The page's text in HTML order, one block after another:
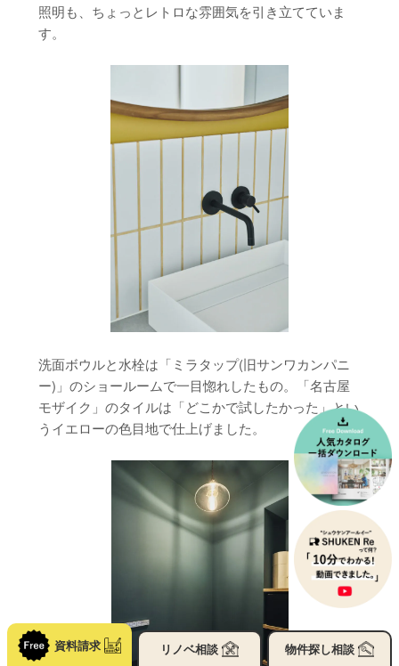
照明も、ちょっとレトロな雰囲気を引き立てていま
す。
洗面ボウルと水栓は「ミラタップ(旧サンワカンパニ
ー)」のショールームで一目惚れしたもの。「名古屋
モザイク」のタイルは「どこかで試したかった」とい
うイエローの色目地で仕上げました。
資料請求 リノベ相談 物件探し相談